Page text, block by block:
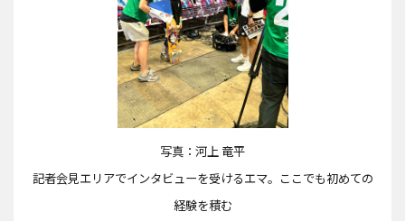
写真：河上 竜平
記者会見エリアでインタビューを受けるエマ。ここでも初めての
経験を積む